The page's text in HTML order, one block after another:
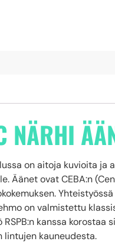
NÄRHI
on aitoja kuvioita ja
Äänet ovat CEBA:n
on valmistettu
kanssa korostaa
lintujen kauneudesta.